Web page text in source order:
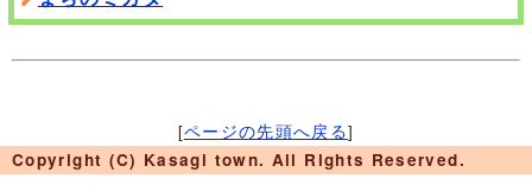
[ページの先頭へ戻る]
Copyright (C) Kasagi town. All Rights Reserved.